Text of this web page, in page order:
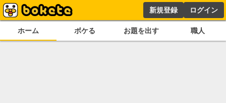
新規登録 ログイン
ホーム ボケる お題を出す 職人